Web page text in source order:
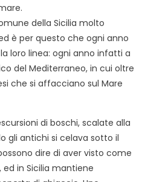
della Sicilia molto
è per questo che ogni anno
loro linea: ogni anno infatti a
del Mediterraneo, in cui oltre
che si affacciano sul Mare
di boschi, scalate alla
gli antichi si celava sotto il
dire di aver visto come
in Sicilia mantiene